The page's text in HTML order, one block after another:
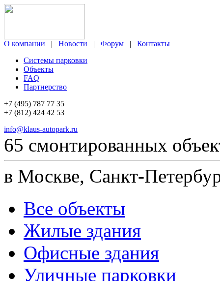
О компании | Новости | Форум |
Контакты
Системы парковки
Объекты
FAQ
Партнерство
+7 (495) 787 77 35
+7 (812) 424 42 53
info@klaus-autopark.ru
65 смонтированных
в Москве, Санкт-
Все объекты
Жилые здания
Офисные здания
Уличные парковки